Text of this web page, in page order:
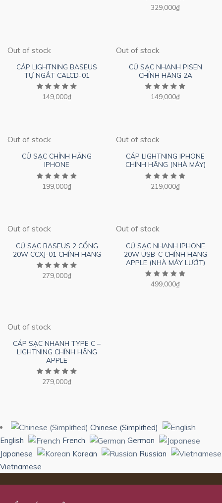
329,000₫
Out of stock
CÁP LIGHTNING BASEUS
TỰ NGẮT CALCD-01
149,000₫
Out of stock
CỦ SẠC NHANH PISEN
CHÍNH HÃNG 2A
149,000₫
Out of stock
CỦ SẠC CHÍNH HÃNG
IPHONE
199,000₫
Out of stock
CÁP LIGHTNING IPHONE
CHÍNH HÃNG (NHÀ MÁY)
219,000₫
Out of stock
CỦ SẠC BASEUS 2 CỔNG
20W CCXJ-01 CHÍNH HÃNG
279,000₫
Out of stock
CỦ SẠC NHANH IPHONE
20W USB-C CHÍNH HÃNG
APPLE (NHÀ MÁY LƯỚT)
499,000₫
Out of stock
CÁP SẠC NHANH TYPE C –
LIGHTNING CHÍNH HÃNG
APPLE
279,000₫
Chinese (Simplified)
English
French
German
Japanese
Korean
Russian
Vietnamese